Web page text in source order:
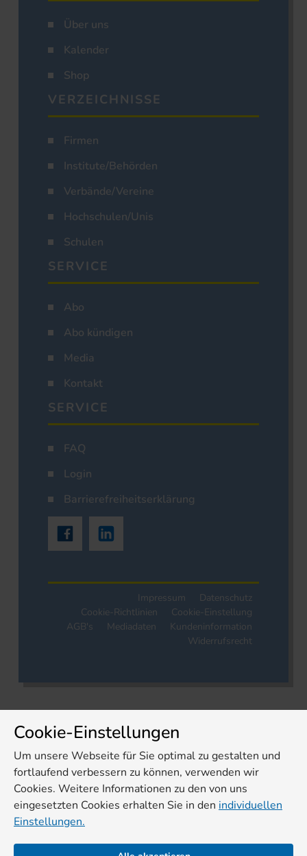
Über uns
Kalender
Shop
VERZEICHNISSE
Firmen
Institute/Behörden
Verbände/Vereine
Hochschulen/Unis
Schulen
SERVICE
Abo
Abo kündigen
Media
Kontakt
SERVICE
FAQ
Login
Barrierefreiheitserklärung
Impressum
Datenschutz
Cookie-Richtlinien
Cookie-Einstellung
AGB's
Mediadaten
Kundeninformation
Widerrufsrecht
Cookie-Einstellungen
Um unsere Webseite für Sie optimal zu gestalten und
fortlaufend verbessern zu können, verwenden wir
Cookies. Weitere Informationen zu den von uns
eingesetzten Cookies erhalten Sie in den individuellen
Einstellungen.